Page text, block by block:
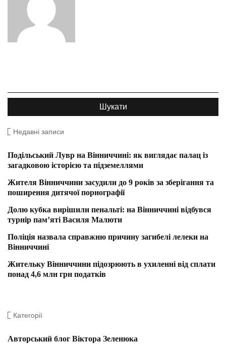
Недавні записи
Подільський Лувр на Вінниччині: як виглядає палац із
загадковою історією та підземеллями
Жителя Вінниччини засудили до 9 років за зберігання та
поширення дитячої порнографії
Долю кубка вирішили пенальті: на Вінниччині відбувся
турнір пам’яті Василя Малюти
Поліція назвала справжню причину загибелі лелеки на
Вінниччині
Жительку Вінниччини підозрюють в ухиленні від сплати
понад 4,6 млн грн податків
Категорії
Авторський блог Віктора Зеленюка